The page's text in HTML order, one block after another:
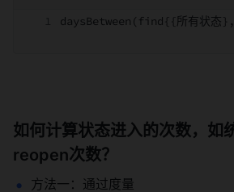
daysBetween(find{{所有状态
如何计算状态进入的次数，如
reopen次数？
方法一：通过度量